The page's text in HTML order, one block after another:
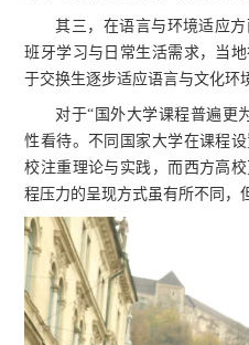
其三，在语言与环境适应
班牙学习与日常生活需求，当
于交换生逐步适应语言与文化环
对于“国外大学课程普遍更
性看待。不同国家大学在课程
校注重理论与实践，而西方高
程压力的呈现方式虽有所不同，